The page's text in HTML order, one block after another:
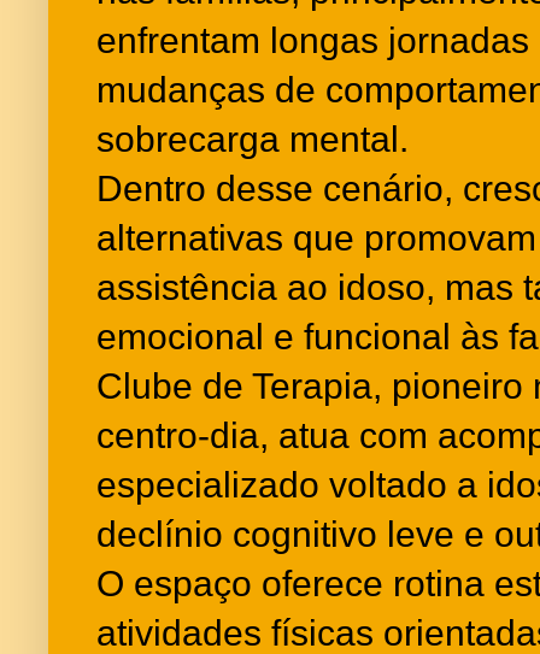
enfrentam longas
mudanças de
sobrecarga mental.
Dentro desse cenário,
alternativas que
assistência ao idoso, mas
emocional e funcional às
Clube de Terapia,
centro-dia, atua com
especializado voltado a
declínio cognitivo leve e
O espaço oferece rotina
atividades físicas